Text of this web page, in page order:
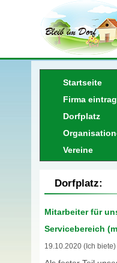
Startseite
Firma
Dorfplatz
Vereine
Dorfplatz:
Mitarbeiter für
Servicebereich
19.10.2020 (Ich biete)